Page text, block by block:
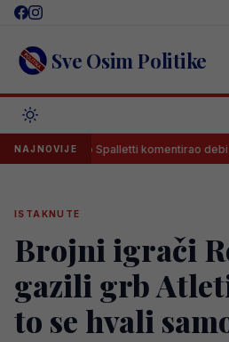
Skip
content Sve Osim Politike
NAJNOVIJE
Luciano Spalletti komentirao debi
ISTAKNUTE
Brojni igrači
gazili grb
to se hvali